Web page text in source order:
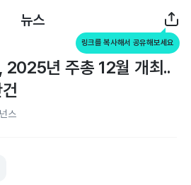
뉴스
링크를 복사해서 공유해보세요
2025년 주총 12월 개최..
스